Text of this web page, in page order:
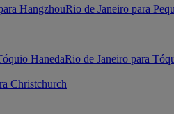
HangzhouRio de Janeiro para
HanedaRio de Janeiro para
Christchurch